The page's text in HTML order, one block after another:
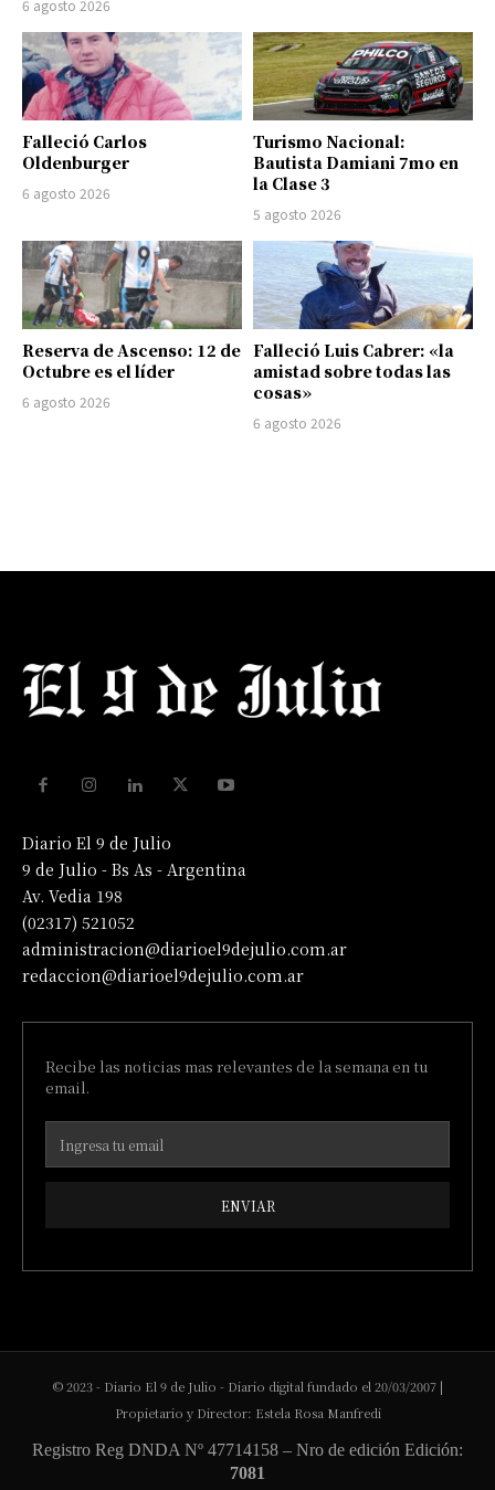
6 agosto 2026
Falleció Carlos
Oldenburger
6 agosto 2026
Turismo Nacional:
Bautista Damiani 7mo en
la Clase 3
5 agosto 2026
Reserva de Ascenso: 12 de
Octubre es el líder
6 agosto 2026
Falleció Luis Cabrer: «la
amistad sobre todas las
cosas»
6 agosto 2026
Diario El 9 de Julio
9 de Julio - Bs As - Argentina
Av. Vedia 198
(02317) 521052
administracion@diarioel9dejulio.com.ar
redaccion@diarioel9dejulio.com.ar
Recibe las noticias mas relevantes de la semana en tu
email.
ENVIAR
© 2023 - Diario El 9 de Julio - Diario digital fundado el 20/03/2007 |
Propietario y Director: Estela Rosa Manfredi
Registro Reg DNDA Nº 47714158 – Nro de edición Edición:
7081